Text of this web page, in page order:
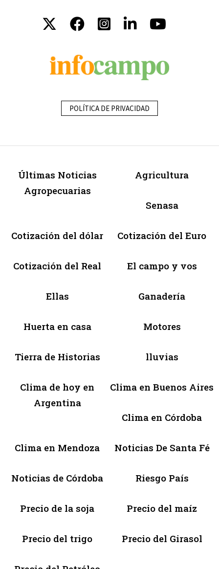
POLÍTICA DE PRIVACIDAD
Últimas Noticias
Agropecuarias
Agricultura
Senasa
Cotización del dólar Cotización del Euro
Cotización del Real El campo y vos
Ellas Ganadería
Huerta en casa Motores
Tierra de Historias lluvias
Clima de hoy en
Argentina
Clima en Buenos Aires
Clima en Córdoba
Clima en Mendoza Noticias De Santa Fé
Noticias de Córdoba Riesgo País
Precio de la soja Precio del maíz
Precio del trigo Precio del Girasol